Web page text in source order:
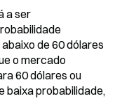
a ser
de 60 dólares
o mercado
60 dólares ou
baixa probabilidade,